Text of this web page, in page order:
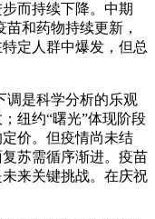
而持续下降。中期
苗和药物持续更新，
定人群中爆发，但总
调是科学分析的乐观
纽约“曙光”体现阶段
价。但疫情尚未结
苏需循序渐进。疫苗
来关键挑战。在庆祝